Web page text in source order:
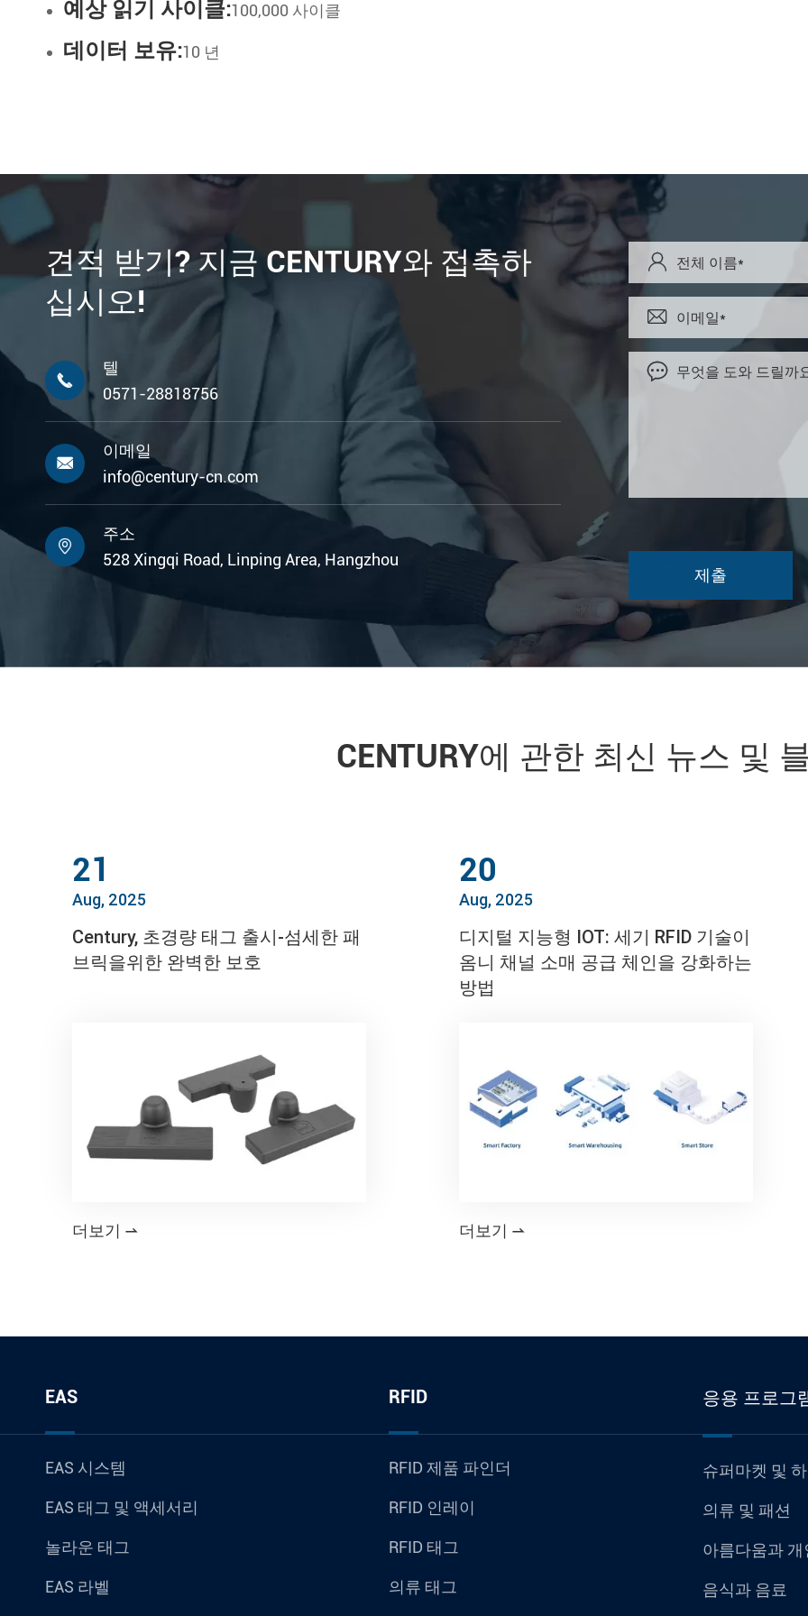
예상 읽기 사이클:100,000 사이클
데이터 보유:10 년
견적 받기? 지금 CENTURY와 접촉하
십시오!

텔
0571-28818756

이메일
info@century-cn.com

주소
528 Xingqi Road, Linping Area, Hangzhou



CENTURY에 관한 최신 뉴스 및
21
Aug, 2025
Century, 초경량 태그 출시-섬세한 패
브릭을위한 완벽한 보호
더보기 
20
Aug, 2025
디지털 지능형 IOT: 세기 RFID 기술이
옴니 채널 소매 공급 체인을 강화하는
방법
더보기 
EAS
EAS 시스템
EAS 태그 및 액세서리
놀라운 태그
EAS 라벨
RFID
RFID 제품 파인더
RFID 인레이
RFID 태그
의류 태그
응용 프로그
슈퍼마켓 및
의류 및 패션
아름다움과 개
음식과 음료